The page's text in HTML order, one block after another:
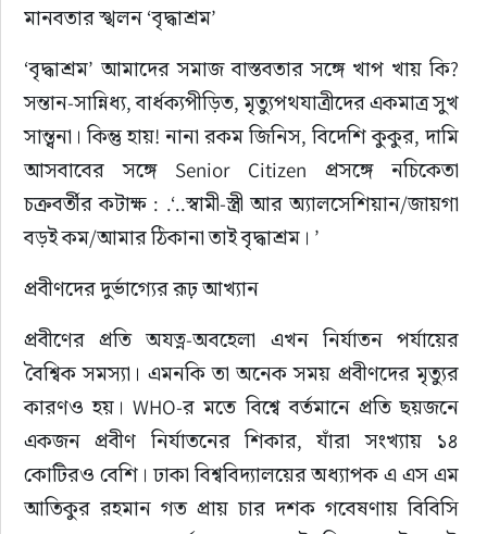
মানবতার স্খলন ‘বৃদ্ধাশ্রম’
‘বৃদ্ধাশ্রম’ আমাদের সমাজ বাস্তবতার সঙ্গে খাপ খায় কি?
সন্তান-সান্নিধ্য, বার্ধক্যপীড়িত, মৃত্যুপথযাত্রীদের একমাত্র সুখ
সান্ত্বনা। কিন্তু হায়! নানা রকম জিনিস, বিদেশি কুকুর, দামি
আসবাবের সঙ্গে Senior Citizen প্রসঙ্গে নচিকেতা
চক্রবর্তীর কটাক্ষ : .‘..স্বামী-স্ত্রী আর অ্যালসেশিয়ান/জায়গা
বড়ই কম/আমার ঠিকানা তাই বৃদ্ধাশ্রম। ’
প্রবীণদের দুর্ভাগ্যের রূঢ় আখ্যান
প্রবীণের প্রতি অযত্ন-অবহেলা এখন নির্যাতন পর্যায়ের
বৈশ্বিক সমস্যা। এমনকি তা অনেক সময় প্রবীণদের মৃত্যুর
কারণও হয়। WHO-র মতে বিশ্বে বর্তমানে প্রতি ছয়জনে
একজন প্রবীণ নির্যাতনের শিকার, যাঁরা সংখ্যায় ১৪
কোটিরও বেশি। ঢাকা বিশ্ববিদ্যালয়ের অধ্যাপক এ এস এম
আতিকুর রহমান গত প্রায় চার দশক গবেষণায় বিবিসি